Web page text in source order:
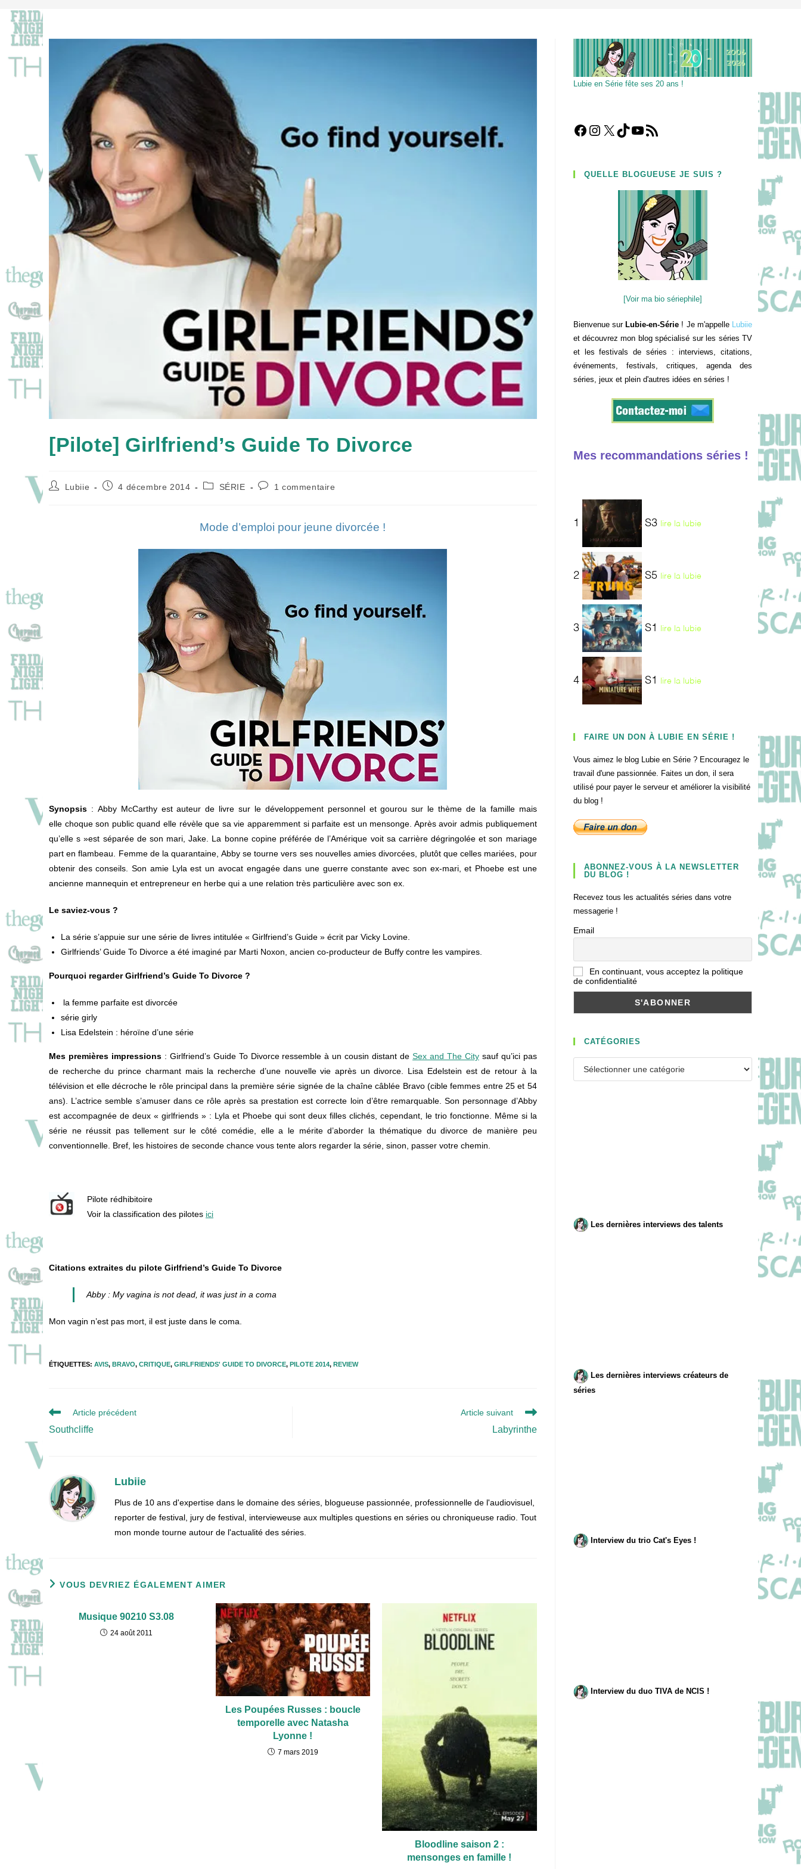
[Pilote] Girlfriend’s Guide To Divorce
Auteur/autrice
Lubiie
Publication
4 décembre 2014
PostSÉRIE
Commentaires
1 commentaire
Mode d’emploi pour jeune divorcée !
Synopsis : Abby McCarthy est auteur de livre sur le développement personnel et gourou sur le thème de la famille mais
elle choque son public quand elle révèle que sa vie apparemment si parfaite est un mensonge. Après avoir admis publiquement
qu’elle s »est séparée de son mari, Jake. La bonne copine préférée de l’Amérique voit sa carrière dégringolée et son mariage
part en flambeau. Femme de la quarantaine, Abby se tourne vers ses nouvelles amies divorcées, plutôt que celles mariées, pour
obtenir des conseils. Son amie Lyla est un avocat engagée dans une guerre constante avec son ex-mari, et Phoebe est une
ancienne mannequin et entrepreneur en herbe qui a une relation très particulière avec son ex.
Le saviez-vous ?
La série s’appuie sur une série de livres intitulée « Girlfriend’s Guide » écrit par Vicky Lovine.
Girlfriends’ Guide To Divorce a été imaginé par Marti Noxon, ancien co-producteur de Buffy contre les vampires.
Pourquoi regarder Girlfriend’s Guide To Divorce ?
la femme parfaite est divorcée
série girly
Lisa Edelstein : héroïne d’une série
Mes premières impressions: Girlfriend’s Guide To Divorce ressemble à un cousin distant deSex and The Citysauf qu’ici pas
de recherche du prince charmant mais la recherche d’une nouvelle vie après un divorce. Lisa Edelstein est de retour à la
télévision et elle décroche le rôle principal dans la première série signée de la chaîne câblée Bravo (cible femmes entre 25 et 54
ans). L’actrice semble s’amuser dans ce rôle après sa prestation est correcte loin d’être remarquable. Son personnage d’Abby
est accompagnée de deux « girlfriends » : Lyla et Phoebe qui sont deux filles clichés, cependant, le trio fonctionne. Même si la
série ne réussit pas tellement sur le côté comédie, elle a le mérite d’aborder la thématique du divorce de manière peu
conventionnelle. Bref, les histoires de seconde chance vous tente alors regarder la série, sinon, passer votre chemin.
Pilote rédhibitoire
Voir la classification des pilotes ici
Citations extraites du pilote Girlfriend’s Guide To Divorce
Abby : My vagina is not dead, it was just in a coma
Mon vagin n’est pas mort, il est juste dans le coma.
ÉTIQUETTES: AVIS, BRAVO, CRITIQUE, GIRLFRIENDS' GUIDE TO DIVORCE, PILOTE 2014, REVIEW
Read
articles
Article précédent
Southcliffe
Article suivant
Labyrinthe
Lubiie
Plus de 10 ans d'expertise dans le domaine des séries, blogueuse passionnée, professionnelle de l'audiovisuel,
reporter de festival, jury de festival, intervieweuse aux multiples questions en séries ou chroniqueuse radio. Tout
mon monde tourne autour de l'actualité des séries.
VOUS DEVRIEZ ÉGALEMENT AIMER
Musique 90210 S3.08
24 août 2011
Les Poupées Russes : boucle
temporelle avec Natasha
Lyonne !
7 mars 2019
Bloodline saison 2 :
mensonges en famille !
Lubie en Série fête ses 20 ans !
Facebook
Instagram
X TikTokYouTube
Flux RSS
QUELLE BLOGUEUSE JE SUIS ?
[Voir ma bio sériephile]
Bienvenue sur Lubie-en-Série ! Je m'appelle Lubiie
et découvrez mon blog spécialisé sur les séries TV
et les festivals de séries : interviews, citations,
événements, festivals, critiques, agenda des
séries, jeux et plein d'autres idées en séries !
Mes recommandations séries !
1 S3 lire la lubie
2 S5 lire la lubie
3 S1 lire la lubie
4 S1 lire la lubie
FAIRE UN DON À LUBIE EN SÉRIE !
Vous aimez le blog Lubie en Série ? Encouragez le
travail d'une passionnée. Faites un don, il sera
utilisé pour payer le serveur et améliorer la visibilité
du blog !
ABONNEZ-VOUS À LA NEWSLETTER
DU BLOG !
Recevez tous les actualités séries dans votre
messagerie !
Email
En continuant, vous acceptez la politique
de confidentialité
CATÉGORIES
Les dernières interviews des talents
Les dernières interviews créateurs de
séries
Interview du trio Cat's Eyes !
Interview du duo TIVA de NCIS !